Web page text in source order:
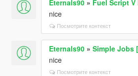
Eternals90» Fuel Script V
nice
Посмотрите контекст
Eternals90» Simple Jobs
nice
Посмотрите контекст